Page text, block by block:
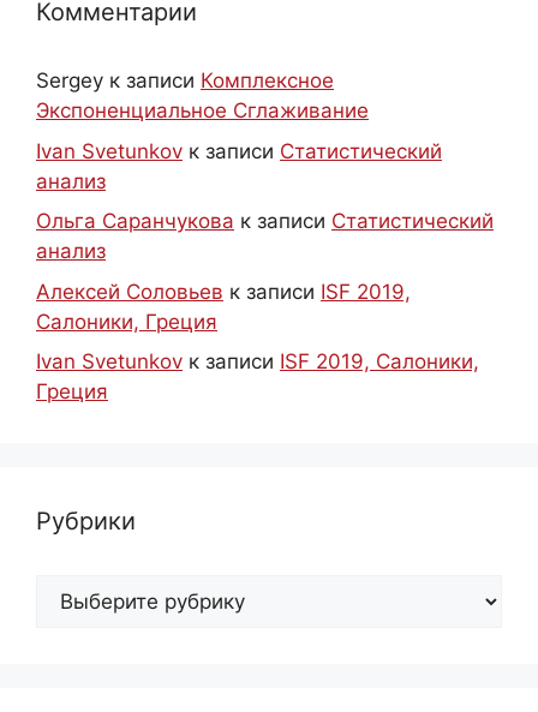
Комментарии
Sergey к записи Комплексное
Экспоненциальное Сглаживание
Ivan Svetunkov к записи Статистический
анализ
Ольга Саранчукова к записи Статистический
анализ
Алексей Соловьев к записи ISF 2019,
Салоники, Греция
Ivan Svetunkov к записи ISF 2019, Салоники,
Греция
Рубрики
Рубрики